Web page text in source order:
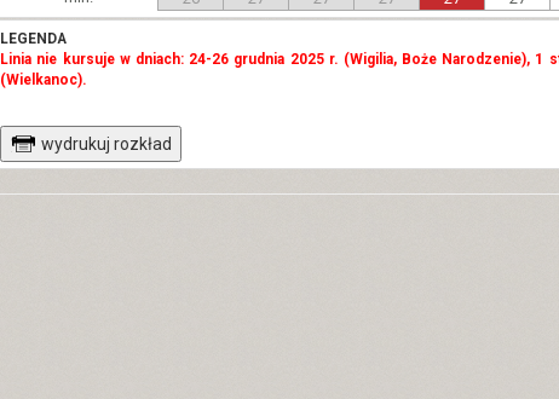
LEGENDA
Linia nie kursuje w dniach: 24-26 grudnia 2025 r. (Wigilia, Boże Narodzenie), 1
(Wielkanoc).
wydrukuj rozkład